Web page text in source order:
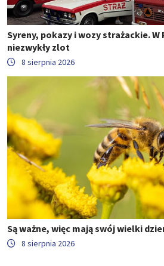
Syreny, pokazy i wozy strażackie.
niezwykły zlot
8 sierpnia 2026
Są ważne, więc mają swój wielki
8 sierpnia 2026